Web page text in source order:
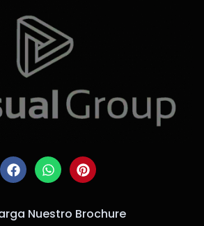
Nuestro Brochure